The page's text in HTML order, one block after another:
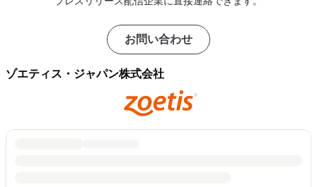
お問い合わせ
ゾエティス・ジャパン株式会社